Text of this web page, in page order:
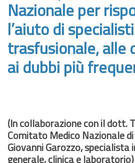
Nazionale per
l’aiuto di
trasfusionale, alle
ai dubbi più
(In collaborazione con il dott.
Comitato Medico Nazionale
Giovanni Garozzo,
generale, clinica e laboratorio)